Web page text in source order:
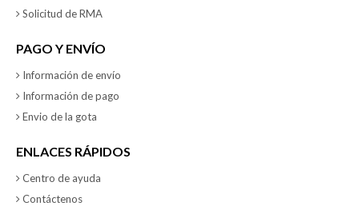
Solicitud de RMA
PAGO Y ENVÍO
Información de envío
Información de pago
Envio de la gota
ENLACES RÁPIDOS
Centro de ayuda
Contáctenos